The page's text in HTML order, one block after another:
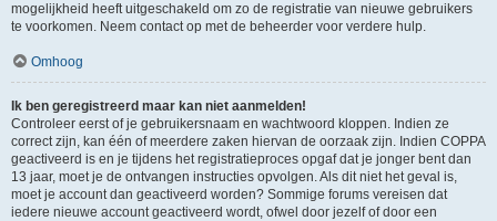
mogelijkheid heeft uitgeschakeld om zo de registratie van nieuwe gebruikers
te voorkomen. Neem contact op met de beheerder voor verdere hulp.
Omhoog
Ik ben geregistreerd maar kan niet aanmelden!
Controleer eerst of je gebruikersnaam en wachtwoord kloppen. Indien ze
correct zijn, kan één of meerdere zaken hiervan de oorzaak zijn. Indien COPPA
geactiveerd is en je tijdens het registratieproces opgaf dat je jonger bent dan
13 jaar, moet je de ontvangen instructies opvolgen. Als dit niet het geval is,
moet je account dan geactiveerd worden? Sommige forums vereisen dat
iedere nieuwe account geactiveerd wordt, ofwel door jezelf of door een